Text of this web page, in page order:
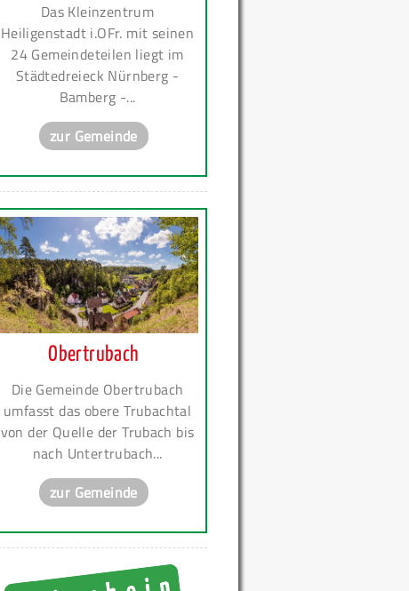
Das Kleinzentrum
Heiligenstadt i.OFr. mit seinen
24 Gemeindeteilen liegt im
Städtedreieck Nürnberg -
Bamberg -...
zur Gemeinde
Obertrubach
Die Gemeinde Obertrubach
umfasst das obere Trubachtal
von der Quelle der Trubach bis
nach Untertrubach...
zur Gemeinde